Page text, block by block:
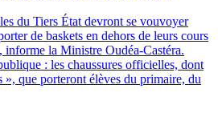
du Tiers État devront se vouvoyer
de baskets en dehors de leurs cours
informe la Ministre Oudéa-Castéra.
: les chaussures officielles, dont
», que porteront élèves du primaire, du